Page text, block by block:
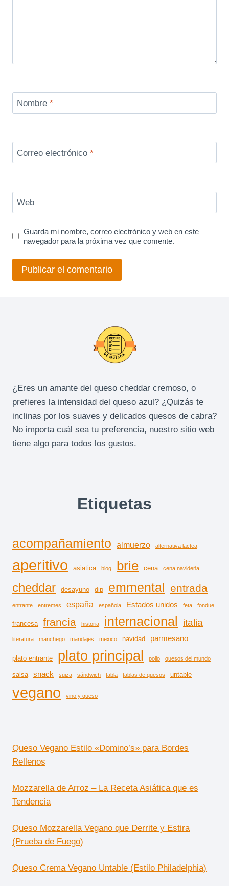
Nombre *
Correo electrónico *
Web
Guarda mi nombre, correo electrónico y web en este
navegador para la próxima vez que comente.
¿Eres un amante del queso cheddar cremoso, o
prefieres la intensidad del queso azul? ¿Quizás te
inclinas por los suaves y delicados quesos de cabra?
No importa cuál sea tu preferencia, nuestro sitio web
tiene algo para todos los gustos.
Etiquetas
acompañamiento almuerzo alternativa lactea
aperitivo asiatica blog brie cena cena navideña
cheddar desayuno dip emmental entrada
entrante entremes españa española Estados unidos feta fondue
francesa francia historia internacional italia
literatura manchego maridajes mexico navidad parmesano
plato entrante plato principal pollo quesos del mundo
salsa snack suiza sándwich tabla tablas de quesos untable
vegano vino y queso
Queso Vegano Estilo «Domino’s» para Bordes
Rellenos
Mozzarella de Arroz – La Receta Asiática que es
Tendencia
Queso Mozzarella Vegano que Derrite y Estira
(Prueba de Fuego)
Queso Crema Vegano Untable (Estilo Philadelphia)